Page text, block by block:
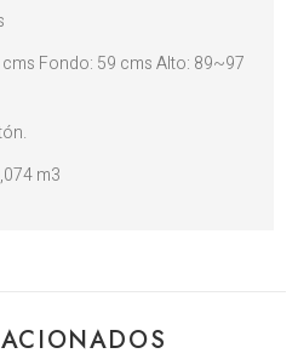
cms Fondo: 59 cms Alto: 89~97
m3